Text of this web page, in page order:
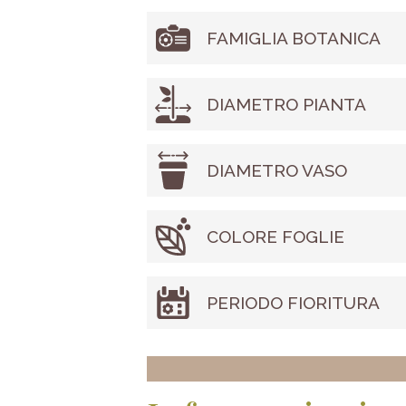
FAMIGLIA BOTANICA
DIAMETRO PIANTA
DIAMETRO VASO
COLORE FOGLIE
PERIODO FIORITURA